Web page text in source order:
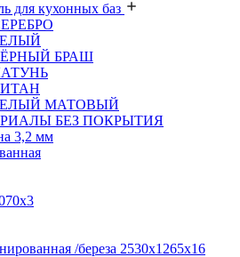
для кухонных баз
БРАШ
МАТОВЫЙ
БЕЗ ПОКРЫТИЯ
3,2 мм
/береза 2530х1265х16